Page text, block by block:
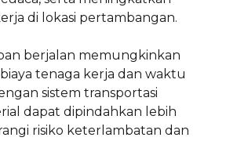
di lokasi pertambangan.
berjalan memungkinkan
tenaga kerja dan waktu
sistem transportasi
dapat dipindahkan lebih
risiko keterlambatan dan